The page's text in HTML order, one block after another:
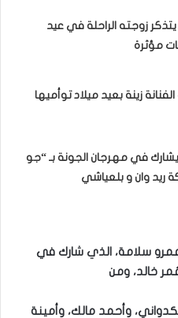
زوجته الراحلة في عيد
مؤثرة
زينة بعيد ميلاد توأميها
في مهرجان الجونة بـ “جو
ريد وان و بلعياشي
سلامة، الذي شارك في
خالد، ومن
وأحمد مالك، وأمينة